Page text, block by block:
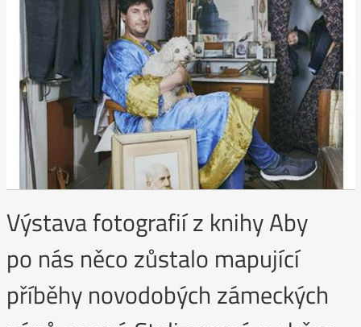
Výstava fotografií z knihy Aby
po nás něco zůstalo mapující
příběhy novodobých zámeckých